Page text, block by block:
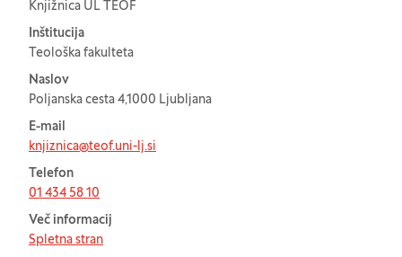
Knjižnica UL TEOF
Inštitucija
Teološka fakulteta
Naslov
Poljanska cesta 4,1000 Ljubljana
E-mail
knjiznica@teof.uni-lj.si
Telefon
01 434 58 10
Več informacij
Spletna stran